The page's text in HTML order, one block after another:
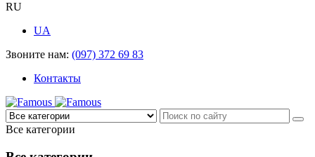
RU
UA
Звоните нам: (097) 372 69 83
Контакты
Все категории